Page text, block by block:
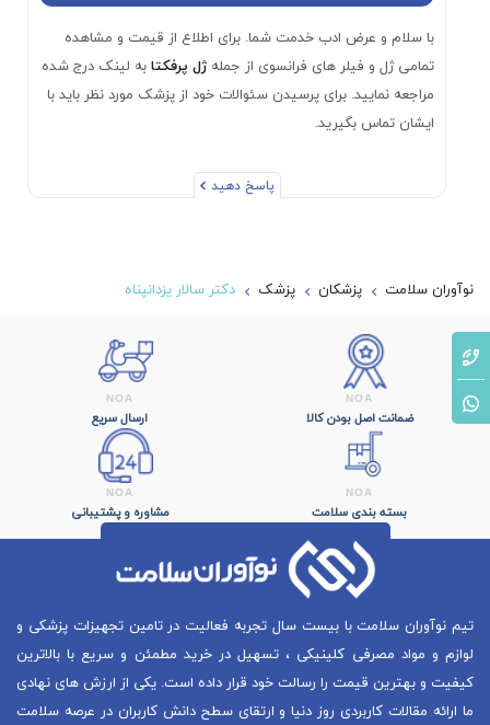
با سلام و عرض ادب خدمت شما. برای اطلاع از قیمت و مشاهده
تمامی ژل و فیلر های فرانسوی از جمله ژل پرفکتابه لینک درج شده
مراجعه نمایید. برای پرسیدن سئوالات خود از پزشک مورد نظر باید با
ایشان تماس بگیرید.
پاسخ دهید
نوآوران سلامت پزشکان پزشک دکتر سالار یزدانپناه
ضمانت اصل بودن کالا ارسال سریع
بسته بندی سلامت مشاوره و پشتیبانی
تیم نوآوران سلامت با بیست سال تجربه فعالیت در تامین تجهیزات پزشکی و
لوازم و مواد مصرفی کلینیکی ، تسهیل در خرید مطمئن و سریع با بالاترین
کیفیت و بهترین قیمت را رسالت خود قرار داده است. یکی از ارزش های نهادی
ما ارائه مقالات کاربردی روز دنیا و ارتقای سطح دانش کاربران در عرصه سلامت